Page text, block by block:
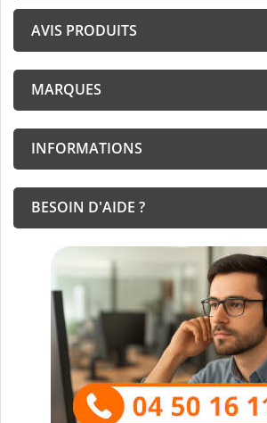
AVIS PRODUITS
MARQUES
INFORMATIONS
BESOIN D'AIDE ?